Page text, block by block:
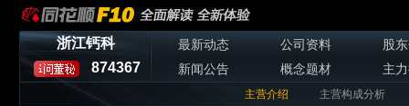
浙江钙科
874367
最新动态 公司资料
股
新闻公告
概念题材 主
主营介绍 主营构成分析